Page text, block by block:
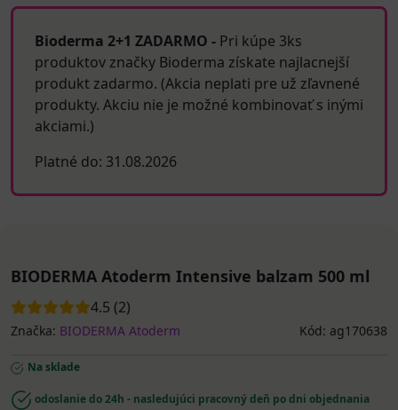
Bioderma 2+1 ZADARMO - Pri kúpe 3ks
produktov značky Bioderma získate najlacnejší
produkt zadarmo. (Akcia neplati pre už zľavnené
produkty. Akciu nie je možné kombinovať s inými
akciami.)
Platné do: 31.08.2026
BIODERMA Atoderm Intensive balzam 500 ml
4.5 (2)
Značka: BIODERMA Atoderm Kód: ag170638
Na sklade
odoslanie do 24h - nasledujúci pracovný deň po dni objednania